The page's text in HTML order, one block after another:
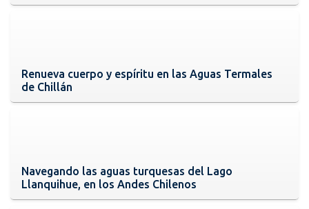
Renueva cuerpo y espíritu en las Aguas Termales
de Chillán
Navegando las aguas turquesas del Lago
Llanquihue, en los Andes Chilenos